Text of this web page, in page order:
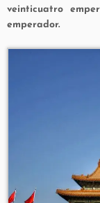
veinticuatro
emperador.